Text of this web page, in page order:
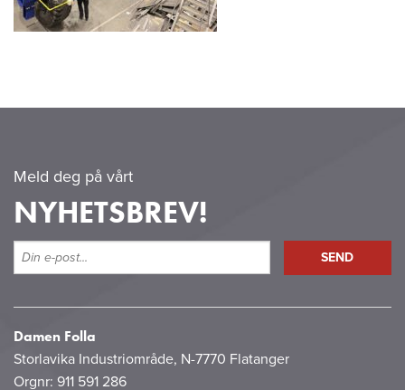
Meld deg på vårt
NYHETSBREV!
Damen Folla
Storlavika Industriområde, N-7770 Flatanger
Orgnr: 911 591 286